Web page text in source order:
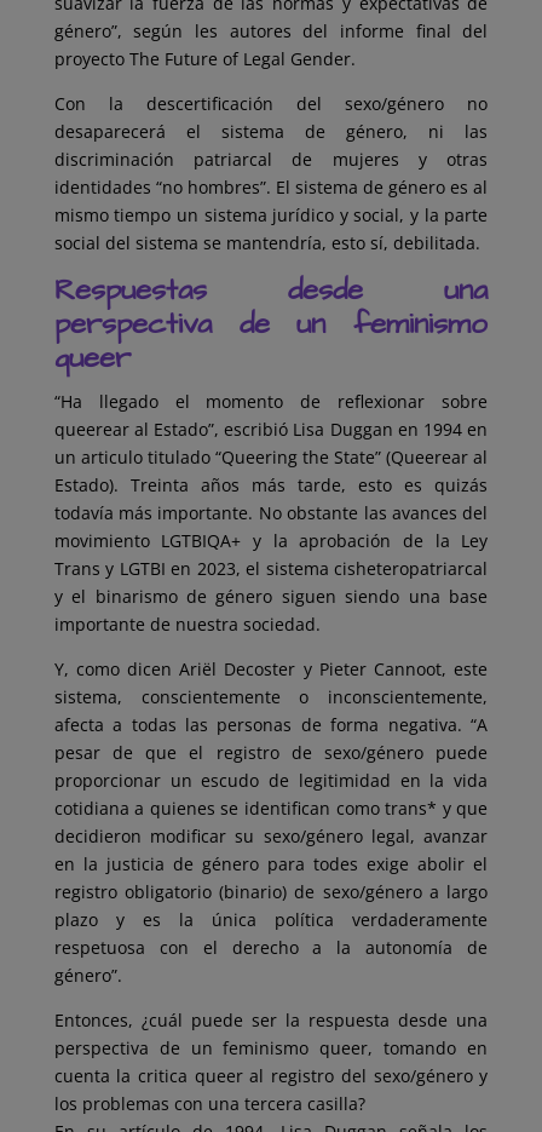
género”, según les autores del informe final del
proyecto The Future of Legal Gender.
Con la descertificación del sexo/género no
desaparecerá el sistema de género, ni las
discriminación patriarcal de mujeres y otras
identidades “no hombres”. El sistema de género es al
mismo tiempo un sistema jurídico y social, y la parte
social del sistema se mantendría, esto sí, debilitada.
Respuestas desde una
perspectiva de un feminismo
queer
“Ha llegado el momento de reflexionar sobre
queerear al Estado”, escribió Lisa Duggan en 1994 en
un articulo titulado “Queering the State” (Queerear al
Estado). Treinta años más tarde, esto es quizás
todavía más importante. No obstante las avances del
movimiento LGTBIQA+ y la aprobación de la Ley
Trans y LGTBI en 2023, el sistema cisheteropatriarcal
y el binarismo de género siguen siendo una base
importante de nuestra sociedad.
Y, como dicen Ariël Decoster y Pieter Cannoot, este
sistema, conscientemente o inconscientemente,
afecta a todas las personas de forma negativa. “A
pesar de que el registro de sexo/género puede
proporcionar un escudo de legitimidad en la vida
cotidiana a quienes se identifican como trans* y que
decidieron modificar su sexo/género legal, avanzar
en la justicia de género para todes exige abolir el
registro obligatorio (binario) de sexo/género a largo
plazo y es la única política verdaderamente
respetuosa con el derecho a la autonomía de
género”.
Entonces, ¿cuál puede ser la respuesta desde una
perspectiva de un feminismo queer, tomando en
cuenta la critica queer al registro del sexo/género y
los problemas con una tercera casilla?